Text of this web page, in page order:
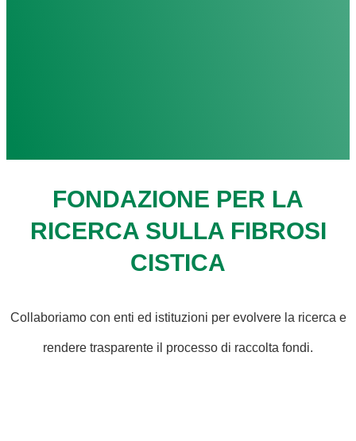
FONDAZIONE PER LA
RICERCA SULLA FIBROSI
CISTICA
Collaboriamo con enti ed istituzioni per evolvere la ricerca e
rendere trasparente il processo di raccolta fondi.